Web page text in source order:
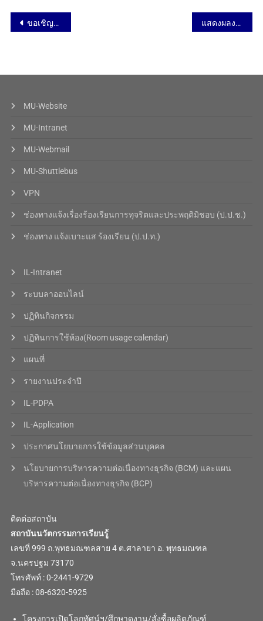
ขอเชิญผู้สนใจเข้าร่วมกิจกรรม IL Connect 2024: SDG Alumni’s Knowledge Sharing แสดงผลงานสิทธิบัตรการประดิษฐ์การสังเคราะห์ซิลิกาแอโรเจลจากสารสะลายโซเดียมซิลิเกตที่ความดันบรรยากาศ ชื่อผลงาน “Silica Aerogel & Sahara Dry” ในงานทรัพย์สินทางปัญญา ประจำปี 2567 (IP Fair 2024) ระหว่างวันที่ 16-18 สิ่งหาคม 2567
MU-Website
MU-Intranet
MU-Webmail
MU-Shuttlebus
VPN
ช่องทางแจ้งเรื่องร้องเรียนการทุจริตและประพฤติมิชอบ (ป.ป.ช.)
ช่องทาง แจ้งเบาะแส ร้องเรียน (ป.ป.ท.)
IL-Intranet
ระบบลาออนไลน์
ปฏิทินกิจกรรม
ปฏิทินการใช้ห้อง(Room usage calendar)
แผนที่
รายงานประจำปี
IL-PDPA
IL-Application
ประกาศนโยบายการใช้ข้อมูลส่วนบุคคล
นโยบายการบริหารความต่อเนื่องทางธุรกิจ (BCM) และแผน
บริหารความต่อเนื่องทางธุรกิจ (BCP)
ติดต่อสถาบัน
สถาบันนวัตกรรมการเรียนรู้
เลขที่ 999 ถ.พุทธมณฑลสาย 4 ต.ศาลายา อ. พุทธมณฑล
จ.นครปฐม 73170
โทรศัพท์ : 0-2441-9729
มือถือ : 08-6320-5925
โครงการเปิดโลกทัศน์ฯ/ศึกษาดูงาน/สั่งซื้อผลิตภัณฑ์